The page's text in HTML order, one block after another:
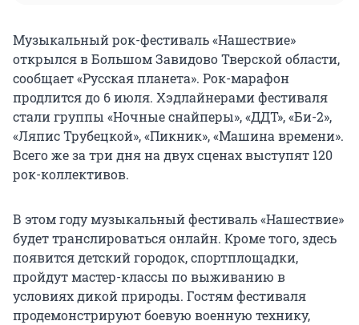
Музыкальный рок-фестиваль «Нашествие»
открылся в Большом Завидово Тверской области,
сообщает «Русская планета». Рок-марафон
продлится до 6 июля. Хэдлайнерами фестиваля
стали группы «Ночные снайперы», «ДДТ», «Би-2»,
«Ляпис Трубецкой», «Пикник», «Машина времени».
Всего же за три дня на двух сценах выступят 120
рок-коллективов.
В этом году музыкальный фестиваль «Нашествие»
будет транслироваться онлайн. Кроме того, здесь
появится детский городок, спортплощадки,
пройдут мастер-классы по выживанию в
условиях дикой природы. Гостям фестиваля
продемонстрируют боевую военную технику,